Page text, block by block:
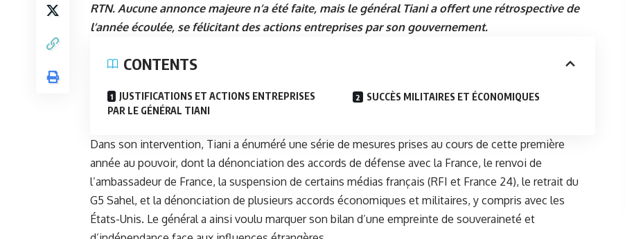
RTN. Aucune annonce majeure n’a été faite, mais le général Tiani a offert une rétrospective de
l’année écoulée, se félicitant des actions entreprises par son gouvernement.
CONTENTS
JUSTIFICATIONS ET ACTIONS ENTREPRISES
PAR LE GÉNÉRAL TIANI
SUCCÈS MILITAIRES ET ÉCONOMIQUES
Dans son intervention, Tiani a énuméré une série de mesures prises au cours de cette première
année au pouvoir, dont la dénonciation des accords de défense avec la France, le renvoi de
l’ambassadeur de France, la suspension de certains médias français (RFI et France 24), le retrait du
G5 Sahel, et la dénonciation de plusieurs accords économiques et militaires, y compris avec les
États-Unis. Le général a ainsi voulu marquer son bilan d’une empreinte de souveraineté et